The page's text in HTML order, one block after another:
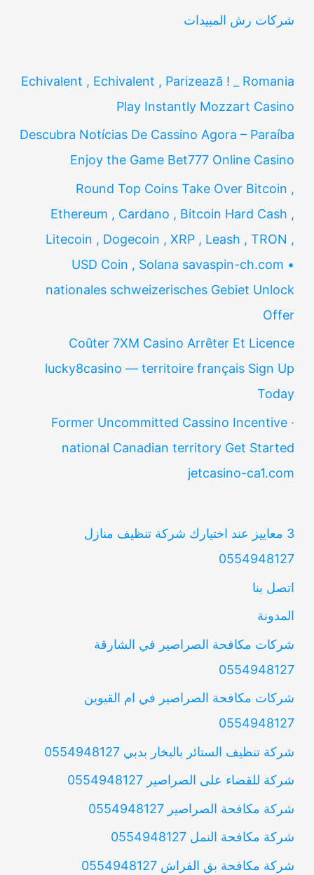
شركات رش المبيدات
Echivalent , Echivalent , Parizează ! _ Romania
Play Instantly Mozzart Casino
Descubra Notícias De Cassino Agora – Paraíba
Enjoy the Game Bet777 Online Casino
Round Top Coins Take Over Bitcoin ,
Ethereum , Cardano , Bitcoin Hard Cash ,
Litecoin , Dogecoin , XRP , Leash , TRON ,
USD Coin , Solana savaspin-ch.com •
nationales schweizerisches Gebiet Unlock
Offer
Coûter 7XM Casino Arrêter Et Licence
lucky8casino — territoire français Sign Up
Today
Former Uncommitted Cassino Incentive ·
national Canadian territory Get Started
jetcasino-ca1.com
3 معاييز عند اختيارك شركة تنظيف منازل
0554948127
اتصل بنا
المدونة
شركات مكافحة الصراصير في الشارقة
0554948127
شركات مكافحة الصراصير في ام القيوين
0554948127
شركة تنظيف الستائر بالبخار بدبي 0554948127
شركة للقضاء على الصراصير 0554948127
شركة مكافحة الصراصير 0554948127
شركة مكافحة النمل 0554948127
شركة مكافحة بق الفراش 0554948127